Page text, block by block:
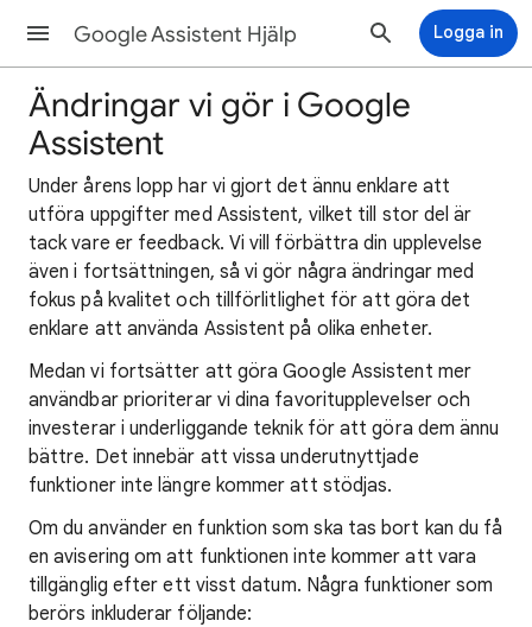
Google Assistent Hjälp Logga in
Ändringar vi gör i Google
Assistent
Under årens lopp har vi gjort det ännu enklare att
utföra uppgifter med Assistent, vilket till stor del är
tack vare er feedback. Vi vill förbättra din upplevelse
även i fortsättningen, så vi gör några ändringar med
fokus på kvalitet och tillförlitlighet för att göra det
enklare att använda Assistent på olika enheter.
Medan vi fortsätter att göra Google Assistent mer
användbar prioriterar vi dina favoritupplevelser och
investerar i underliggande teknik för att göra dem ännu
bättre. Det innebär att vissa underutnyttjade
funktioner inte längre kommer att stödjas.
Om du använder en funktion som ska tas bort kan du få
en avisering om att funktionen inte kommer att vara
tillgänglig efter ett visst datum. Några funktioner som
berörs inkluderar följande: